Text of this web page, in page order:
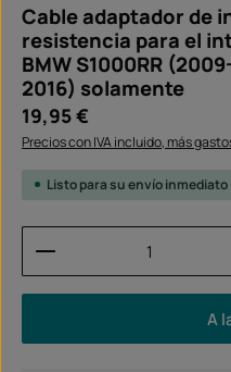
Cable adaptador de
resistencia para el
BMW S1000RR
2016) solamente
Precio normal:
19,95 €
Precios con IVA incluido, más
Listo para su envío inmediato
Cantidad del
A